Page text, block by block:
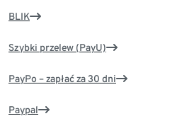
BLIK
Szybki przelew (PayU)
PayPo – zapłać za 30 dni
Paypal